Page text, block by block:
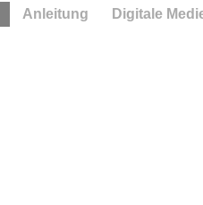
Anleitung Digitale